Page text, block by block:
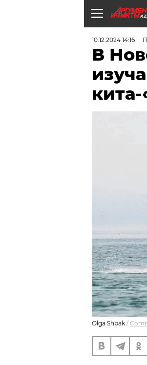
10.12.2024 14:16
В
Olga Shpak /